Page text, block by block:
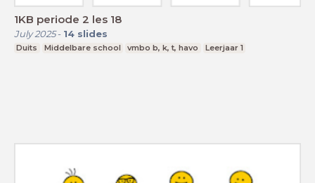
1KB periode 2 les 18
July 2025- 14 slides
Duits Middelbare school vmbo b, k, t, havo Leerjaar 1